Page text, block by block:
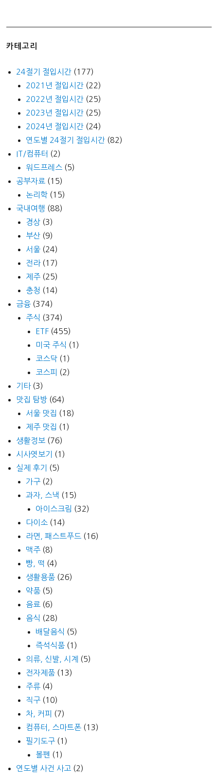
카테고리
24절기 절입시간 (177)
2021년 절입시간 (22)
2022년 절입시간 (25)
2023년 절입시간 (25)
2024년 절입시간 (24)
연도별 24절기 절입시간 (82)
IT/컴퓨터 (2)
워드프레스 (5)
공부자료 (15)
논리학 (15)
국내여행 (88)
경상 (3)
부산 (9)
서울 (24)
전라(17)
제주 (25)
충청 (14)
금융 (374)
주식 (374)
ETF (455)
미국 주식 (1)
코스닥 (1)
코스피 (2)
기타(3)
맛집 탐방 (64)
서울 맛집 (18)
제주 맛집 (1)
생활정보 (76)
시사엿보기
(1)
실제 후기
(5)
가구 (2)
과자, 스낵 (15)
아이스크림 (32)
다이소 (14)
라면, 패스트푸드 (16)
맥주 (8)
빵, 떡 (4)
생활용품 (26)
약품 (5)
음료 (6)
음식 (28)
배달음식 (5)
즉석식품 (1)
의류, 신발, 시계
(5)
전자제품 (13)
주류 (4)
직구 (10)
차, 커피 (7)
컴퓨터, 스마트폰 (13)
필기도구 (1)
볼펜 (1)
연도별 사건 사고 (2)